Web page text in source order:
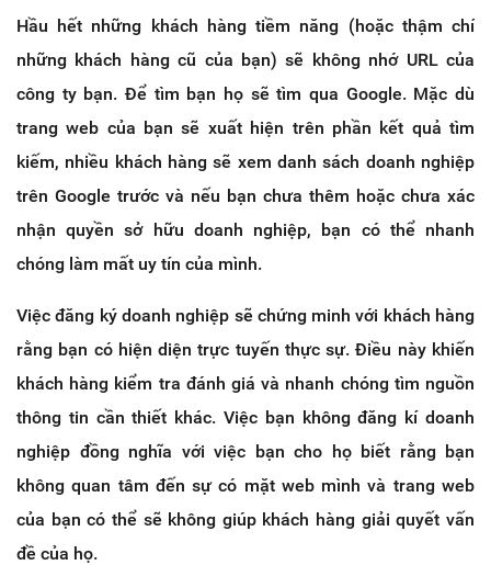
Hầu hết những khách hàng tiềm năng (hoặc thậm chí
những khách hàng cũ của bạn) sẽ không nhớ URL của
công ty bạn. Để tìm bạn họ sẽ tìm qua Google. Mặc dù
trang web của bạn sẽ xuất hiện trên phần kết quả tìm
kiếm, nhiều khách hàng sẽ xem danh sách doanh nghiệp
trên Google trước và nếu bạn chưa thêm hoặc chưa xác
nhận quyền sở hữu doanh nghiệp, bạn có thể nhanh
chóng làm mất uy tín của mình.
Việc đăng ký doanh nghiệp sẽ chứng minh với khách hàng
rằng bạn có hiện diện trực tuyến thực sự. Điều này khiến
khách hàng kiểm tra đánh giá và nhanh chóng tìm nguồn
thông tin cần thiết khác. Việc bạn không đăng kí doanh
nghiệp đồng nghĩa với việc bạn cho họ biết rằng bạn
không quan tâm đến sự có mặt web mình và trang web
của bạn có thể sẽ không giúp khách hàng giải quyết vấn
đề của họ.